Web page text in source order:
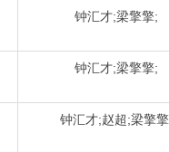
钟汇才;梁擎擎;
钟汇才;梁擎擎;
钟汇才;赵超;梁擎